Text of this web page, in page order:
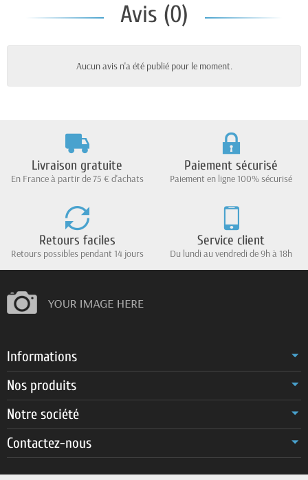
Avis (0)
Aucun avis n'a été publié pour le moment.
Livraison gratuite
En France à partir de 75 € d'achats
Paiement sécurisé
Paiement en ligne 100% sécurisé
Retours faciles
Retours possibles pendant 14 jours
Service client
Du lundi au vendredi de 9h à 18h
Informations
Nos produits
Notre société
Contactez-nous